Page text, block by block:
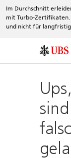
Im Durchschnitt
mit Turbo-
und nicht für